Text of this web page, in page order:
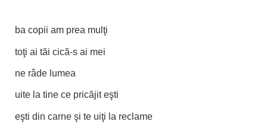
ba copii am prea mulţi
toţi ai tăi cică-s ai mei
ne râde lumea
uite la tine ce pricăjit eşti
eşti din carne şi te uiţi la reclame